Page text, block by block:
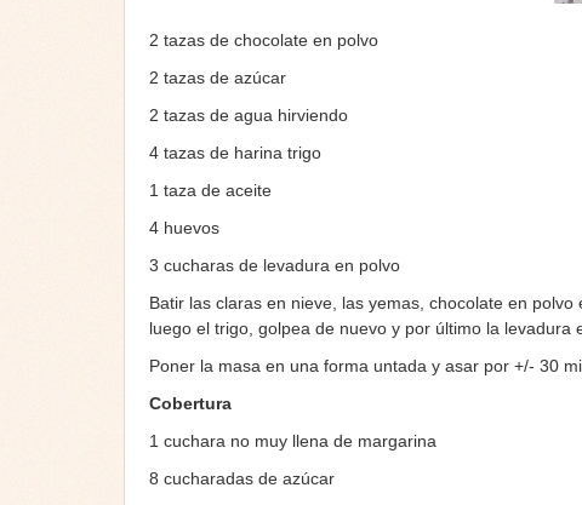
2 tazas de chocolate en polvo
2 tazas de azúcar
2 tazas de agua hirviendo
4 tazas de harina trigo
1 taza de aceite
4 huevos
3 cucharas de levadura en polvo
Batir las claras en nieve, las yemas, chocolate en polvo
luego el trigo, golpea de nuevo y por último la levadura
Poner la masa en una forma untada y asar por +/- 30
Cobertura
1 cuchara no muy llena de margarina
8 cucharadas de azúcar